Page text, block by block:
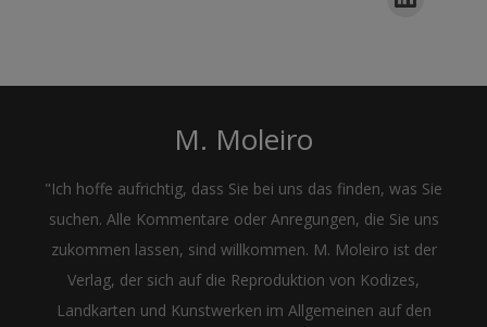
M. Moleiro
"Ich hoffe aufrichtig, dass Sie bei uns das finden, was Sie
suchen. Alle Kommentare oder Anregungen, die Sie uns
zukommen lassen, sind willkommen. M. Moleiro ist der
Verlag, der sich auf die Reproduktion von Kodizes,
Landkarten und Kunstwerken im Allgemeinen auf den